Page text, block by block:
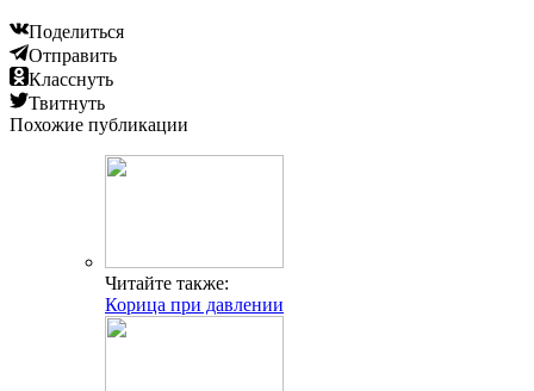
Поделиться
Отправить
Класснуть
Твитнуть
Похожие публикации
Читайте также:
Корица при давлении